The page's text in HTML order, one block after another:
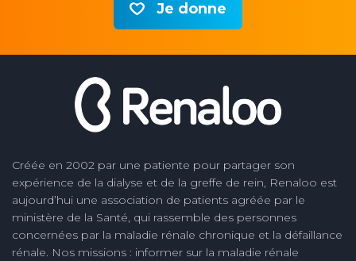
Je donne
Créée en 2002 par une patiente pour partager son
expérience de la dialyse et de la greffe de rein, Renaloo est
aujourd’hui une association de patients agréée par le
ministère de la Santé, qui rassemble des personnes
concernées par la maladie rénale chronique et la défaillance
rénale. Nos missions : informer sur la maladie rénale